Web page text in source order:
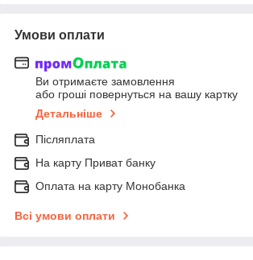
Умови оплати
Ви отримаєте замовлення
або гроші повернуться на вашу картку
Детальніше
Післяплата
На карту Приват банку
Оплата на карту Монобанка
Всі умови оплати